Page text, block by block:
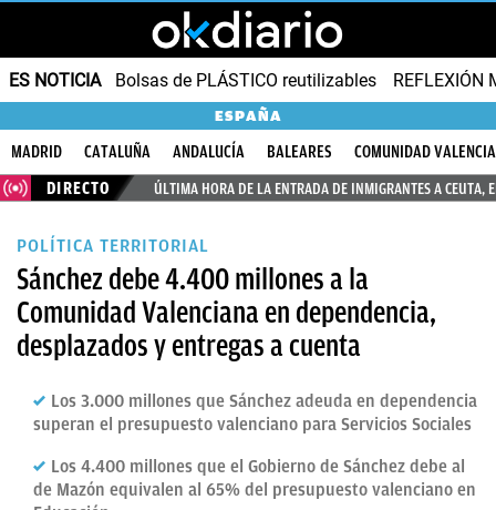
ES NOTICIA Bolsas de PLÁSTICO reutilizables REFLEXIÓN
ESPAÑA
MADRID CATALUÑA ANDALUCÍA BALEARES
COMUNIDAD
DIRECTO
ÚLTIMA HORA DE LA ENTRADA DE INMIGRANTES A CEUTA,
POLÍTICA TERRITORIAL
Sánchez debe 4.400 millones a la
Comunidad Valenciana en dependencia,
desplazados y entregas a cuenta
Los 3.000 millones que Sánchez adeuda en dependencia
superan el presupuesto valenciano para Servicios Sociales
Los 4.400 millones que el Gobierno de Sánchez debe al
de Mazón equivalen al 65% del presupuesto valenciano en